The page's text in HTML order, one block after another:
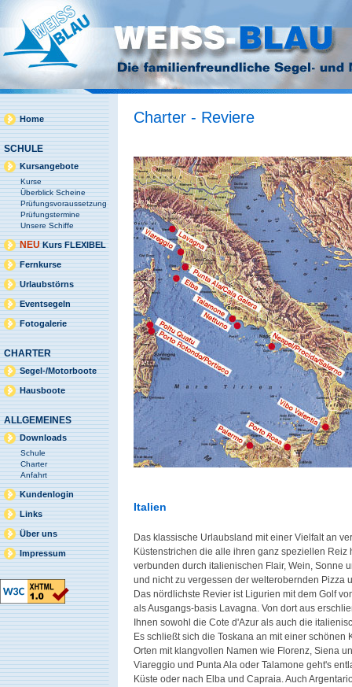
Home
SCHULE
Kursangebote
Kurse
Überblick Scheine
Prüfungsvoraussetzung
Prüfungstermine
Unsere Schiffe
NEUKurs FLEXIBEL
Fernkurse
Urlaubstörns
Eventsegeln
Fotogalerie
CHARTER
Segel-/Motorboote
Hausboote
ALLGEMEINES
Downloads
Schule
Charter
Anfahrt
Kundenlogin
Links
Über uns
Impressum
Charter - Reviere
Italien
Das klassische Urlaubsland mit einer Vielfalt an
Küstenstrichen die alle ihren ganz speziellen Reiz
verbunden durch italienischen Flair, Wein, Sonne
und nicht zu vergessen der welterobernden Pizza
Das nördlichste Revier ist Ligurien mit dem Golf
als Ausgangs-basis Lavagna. Von dort aus
Ihnen sowohl die Cote d'Azur als auch die
Es schließt sich die Toskana an mit einer schönen
Orten mit klangvollen Namen wie Florenz, Siena
Viareggio und Punta Ala oder Talamone geht's
Küste oder nach Elba und Capraia. Auch